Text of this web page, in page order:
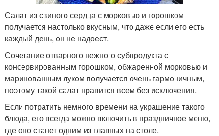
Салат из свиного сердца с морковью и горошком
получается настолько вкусным, что даже если его есть
каждый день, он не надоест.
Сочетание отварного нежного субпродукта с
консервированным горошком, обжаренной морковью и
маринованным луком получается очень гармоничным,
поэтому такой салат нравится всем без исключения.
Если потратить немного времени на украшение такого
блюда, его всегда можно включить в праздничное меню,
где оно станет одним из главных на столе.